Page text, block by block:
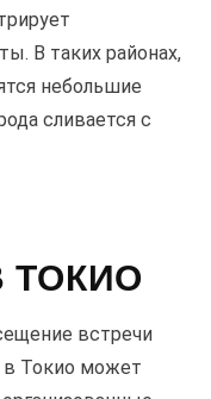
В таких районах,
небольшие
сливается с
ТОКИО
встречи
в Токио может